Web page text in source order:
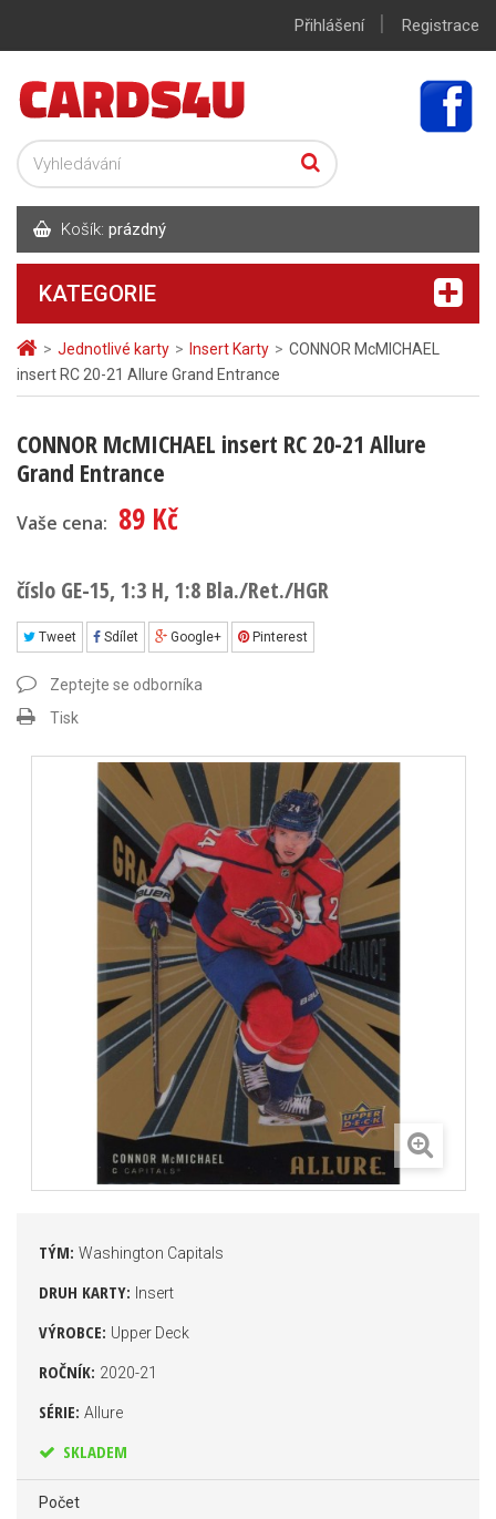
> Jednotlivé karty > Insert Karty > CONNOR McMICHAEL
insert RC 20-21 Allure Grand Entrance
CONNOR McMICHAEL insert RC 20-21 Allure
Grand Entrance
Vaše cena: 89 Kč
číslo GE-15, 1:3 H, 1:8 Bla./Ret./HGR
Tweet Sdílet Google+ Pinterest
Zeptejte se odborníka
Tisk
TÝM: Washington Capitals
DRUH KARTY: Insert
VÝROBCE: Upper Deck
ROČNÍK: 2020-21
SÉRIE: Allure
SKLADEM
Počet
Přihlášení | Registrace
Košík: prázdný
KATEGORIE